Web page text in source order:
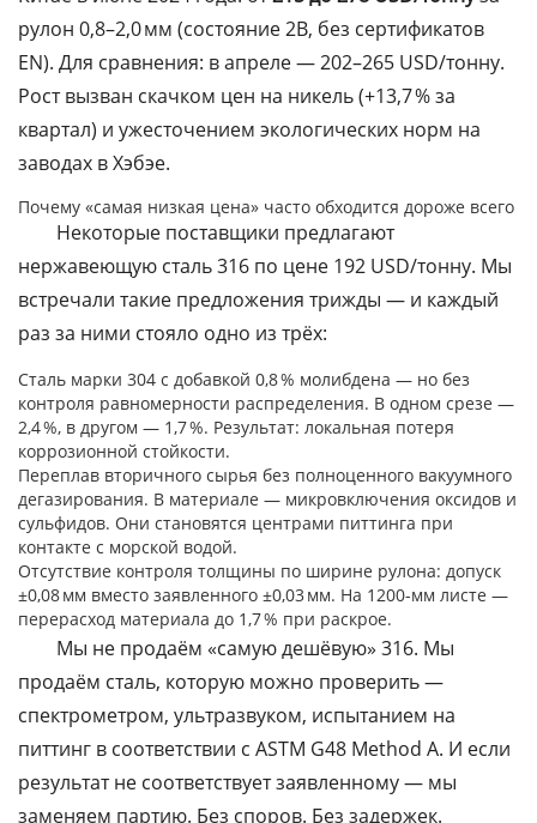
рулон 0,8–2,0 мм (состояние 2B, без сертификатов
EN). Для сравнения: в апреле — 202–265 USD/тонну.
Рост вызван скачком цен на никель (+13,7 % за
квартал) и ужесточением экологических норм на
заводах в Хэбэе.
Почему «самая низкая цена» часто обходится дороже всего
Некоторые поставщики предлагают
нержавеющую сталь 316 по цене 192 USD/тонну. Мы
встречали такие предложения трижды — и каждый
раз за ними стояло одно из трёх:
Сталь марки 304 с добавкой 0,8 % молибдена — но без
контроля равномерности распределения. В одном срезе —
2,4 %, в другом — 1,7 %. Результат: локальная потеря
коррозионной стойкости.
Переплав вторичного сырья без полноценного вакуумного
дегазирования. В материале — микровключения оксидов и
сульфидов. Они становятся центрами питтинга при
контакте с морской водой.
Отсутствие контроля толщины по ширине рулона: допуск
±0,08 мм вместо заявленного ±0,03 мм. На 1200-мм листе —
перерасход материала до 1,7 % при раскрое.
Мы не продаём «самую дешёвую» 316. Мы
продаём сталь, которую можно проверить —
спектрометром, ультразвуком, испытанием на
питтинг в соответствии с ASTM G48 Method A. И если
результат не соответствует заявленному — мы
заменяем партию. Без споров. Без задержек.